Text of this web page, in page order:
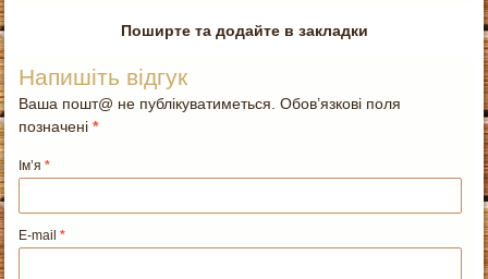
Поширте та додайте в закладки
Напишіть відгук
Ваша пошт@ не публікуватиметься. Обов’язкові поля
позначені*
Ім’я*
E-mail*